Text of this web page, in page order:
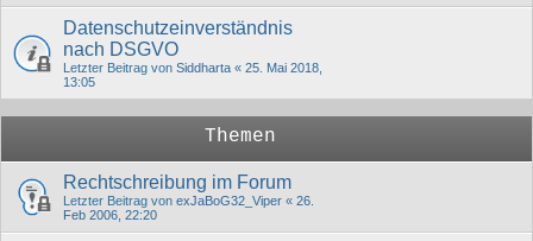
Datenschutzeinverständnis
nach DSGVO
Letzter Beitrag von Siddharta « 25. Mai 2018,
13:05
Themen
Rechtschreibung im Forum
Letzter Beitrag von exJaBoG32_Viper « 26.
Feb 2006, 22:20